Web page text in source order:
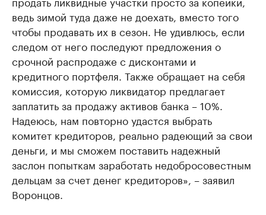
ведь зимой туда даже не доехать, вместо того
чтобы продавать их в сезон. Не удивлюсь, если
следом от него последуют предложения о
срочной распродаже с дисконтами и
кредитного портфеля. Также обращает на себя
комиссия, которую ликвидатор предлагает
заплатить за продажу активов банка – 10%.
Надеюсь, нам повторно удастся выбрать
комитет кредиторов, реально радеющий за свои
деньги, и мы сможем поставить надежный
заслон попыткам заработать недобросовестным
дельцам за счет денег кредиторов», – заявил
Воронцов.